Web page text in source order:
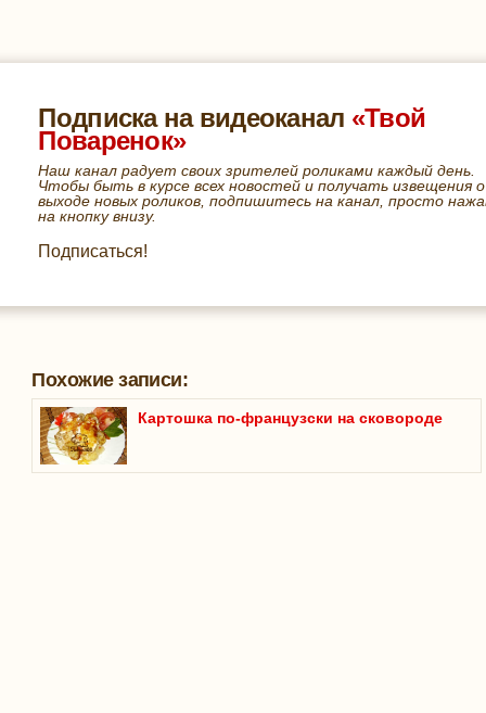
Подписка на видеоканал «Твой
Поваренок»
Наш канал радует своих зрителей роликами каждый день.
Чтобы быть в курсе всех новостей и получать извещения о
выходе новых роликов, подпишитесь на канал, просто
на кнопку внизу.
Подписаться!
Похожие записи:
Картошка по-французски на сковороде